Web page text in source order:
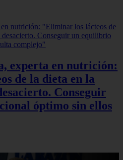
experta en nutrición:
de la dieta en la
Conseguir
óptimo sin ellos